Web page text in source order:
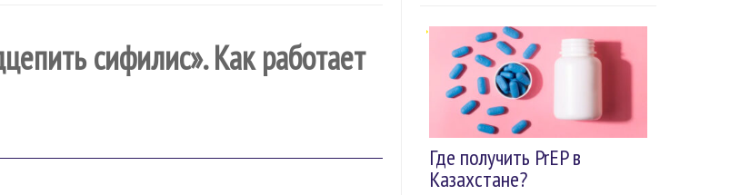
Где получить PrEP в
Казахстане?
сифилис». Как работает